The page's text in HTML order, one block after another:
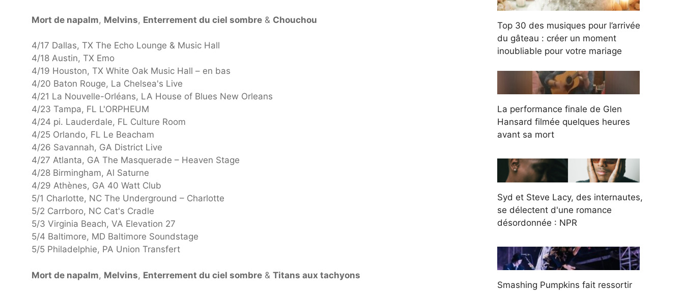
Mort de napalm, Melvins, Enterrement du ciel sombre & Chouchou
4/17 Dallas, TX The Echo Lounge & Music Hall
4/18 Austin, TX Emo
4/19 Houston, TX White Oak Music Hall – en bas
4/20 Baton Rouge, La Chelsea's Live
4/21 La Nouvelle-Orléans, LA House of Blues New Orleans
4/23 Tampa, FL L'ORPHEUM
4/24 pi. Lauderdale, FL Culture Room
4/25 Orlando, FL Le Beacham
4/26 Savannah, GA District Live
4/27 Atlanta, GA The Masquerade – Heaven Stage
4/28 Birmingham, Al Saturne
4/29 Athènes, GA 40 Watt Club
5/1 Charlotte, NC The Underground – Charlotte
5/2 Carrboro, NC Cat's Cradle
5/3 Virginia Beach, VA Elevation 27
5/4 Baltimore, MD Baltimore Soundstage
5/5 Philadelphie, PA Union Transfert
Mort de napalm, Melvins, Enterrement du ciel sombre & Titans aux tachyons
Top 30 des musiques pour l’arrivée
du gâteau : créer un moment
inoubliable pour votre mariage
La performance finale de Glen
Hansard filmée quelques heures
avant sa mort
Syd et Steve Lacy, des internautes,
se délectent d'une romance
désordonnée : NPR
Smashing Pumpkins fait ressortir